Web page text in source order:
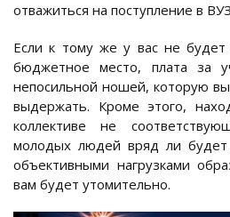
отважиться на поступление в
Если к тому же у вас не будет
бюджетное место, плата за
непосильной ношей, которую
выдержать. Кроме этого,
коллективе не
молодых людей вряд ли будет
объективными нагрузками
вам будет утомительно.